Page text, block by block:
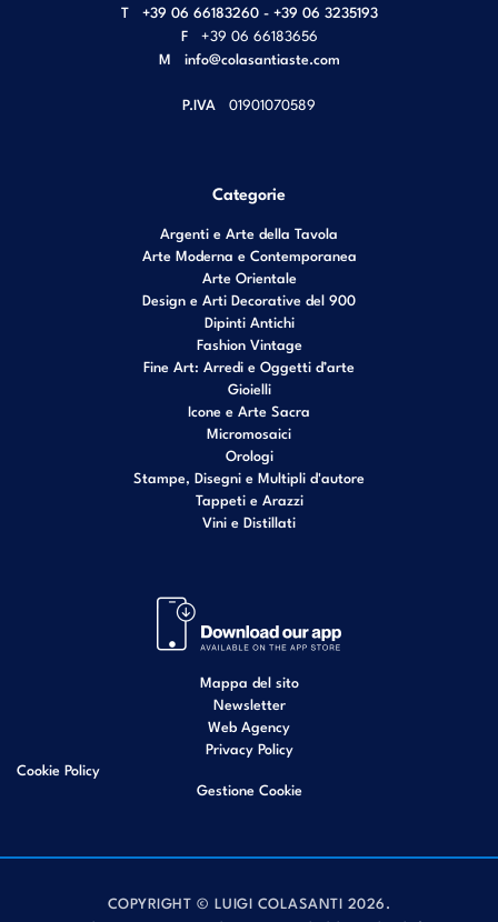
T
+39 06 66183260 - +39 06 3235193
F
+39 06 66183656
M info@colasantiaste.com
P.IVA 01901070589
Categorie
Argenti e Arte della Tavola
Arte Moderna e Contemporanea
Arte Orientale
Design e Arti Decorative del 900
Dipinti Antichi
Fashion Vintage
Fine Art: Arredi e Oggetti d’arte
Gioielli
Icone e Arte Sacra
Micromosaici
Orologi
Stampe, Disegni e Multipli d'autore
Tappeti e Arazzi
Vini e Distillati
Mappa del sito
Newsletter
Web Agency
Privacy Policy
Cookie Policy
Gestione Cookie
COPYRIGHT © LUIGI COLASANTI 2026.